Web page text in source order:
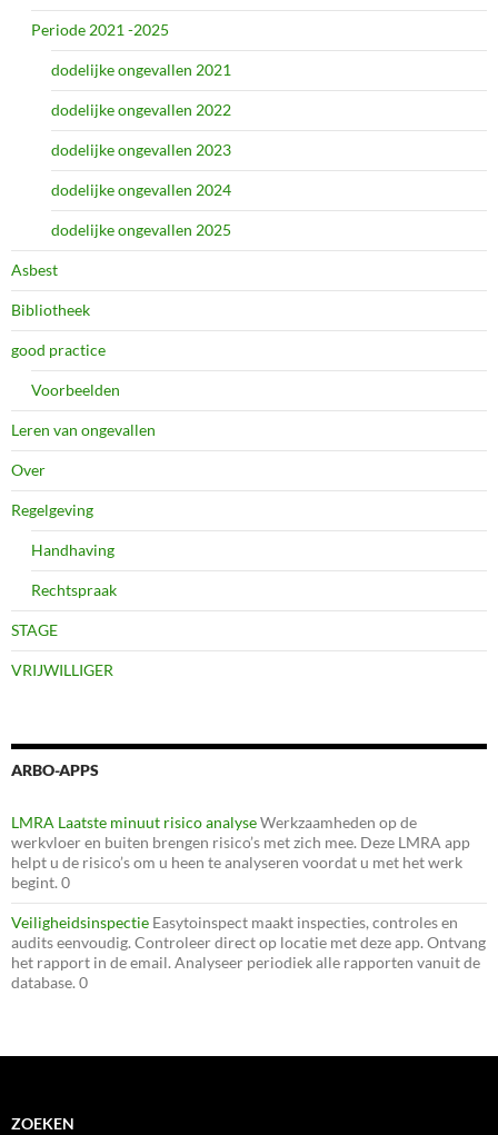
Periode 2021 -2025
dodelijke ongevallen 2021
dodelijke ongevallen 2022
dodelijke ongevallen 2023
dodelijke ongevallen 2024
dodelijke ongevallen 2025
Asbest
Bibliotheek
good practice
Voorbeelden
Leren van ongevallen
Over
Regelgeving
Handhaving
Rechtspraak
STAGE
VRIJWILLIGER
ARBO-APPS
LMRA Laatste minuut risico analyseWerkzaamheden op de
werkvloer en buiten brengen risico’s met zich mee. Deze LMRA app
helpt u de risico’s om u heen te analyseren voordat u met het werk
begint. 0
Veiligheidsinspectie Easytoinspect maakt inspecties, controles en
audits eenvoudig. Controleer direct op locatie met deze app. Ontvang
het rapport in de email. Analyseer periodiek alle rapporten vanuit de
database. 0
ZOEKEN